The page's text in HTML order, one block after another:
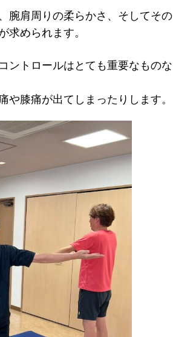
腕肩周りの柔らかさ、そしてその
求められます。
ントロールはとても重要なものな
膝痛が出てしまったりします。